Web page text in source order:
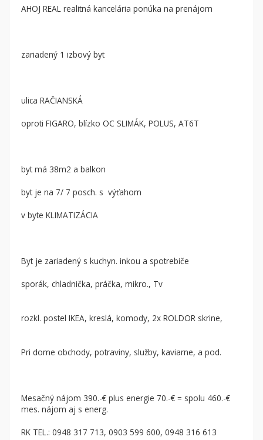
Dvojgarsónky
4 a viac izbové byty
Pozemok
Stavebné pozemky
Poľnohospodárske pozemky
Záhrada
Garáž, garážové státie
Novostavba
searchHľadaj
AHOJ REAL realitná kancelária ponúka na prenájom
zariadený 1 izbový byt
ulica RAČIANSKÁ
oproti FIGARO, blízko OC SLIMÁK, POLUS, AT6T
byt má 38m2 a balkon
byt je na 7/ 7 posch. s výťahom
v byte KLIMATIZÁCIA
Byt je zariadený s kuchyn. inkou a spotrebiče
sporák, chladnička, práčka, mikro., Tv
rozkl. postel IKEA, kreslá, komody, 2x ROLDOR skrine,
Pri dome obchody, potraviny, služby, kaviarne, a pod.
Mesačný nájom 390.-€ plus energie 70.-€ = spolu 460.-€
mes. nájom aj s energ.
RK TEL.: 0948 317 713, 0903 599 600, 0948 316 613